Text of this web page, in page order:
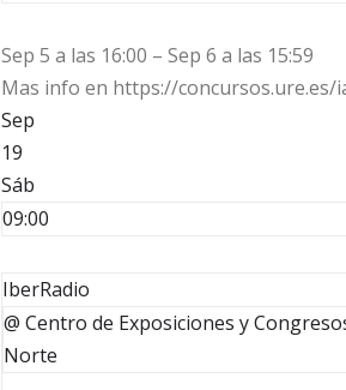
Sep 5 a las 16:00 – Sep 6 a las 15:59
Mas info en https://
Sep
19
Sáb
09:00
IberRadio
@ Centro de Exposiciones y
Norte